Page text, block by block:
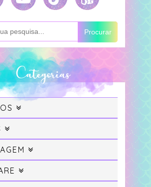
Procurar
Categorias
Colorido
Sereia
da Semana